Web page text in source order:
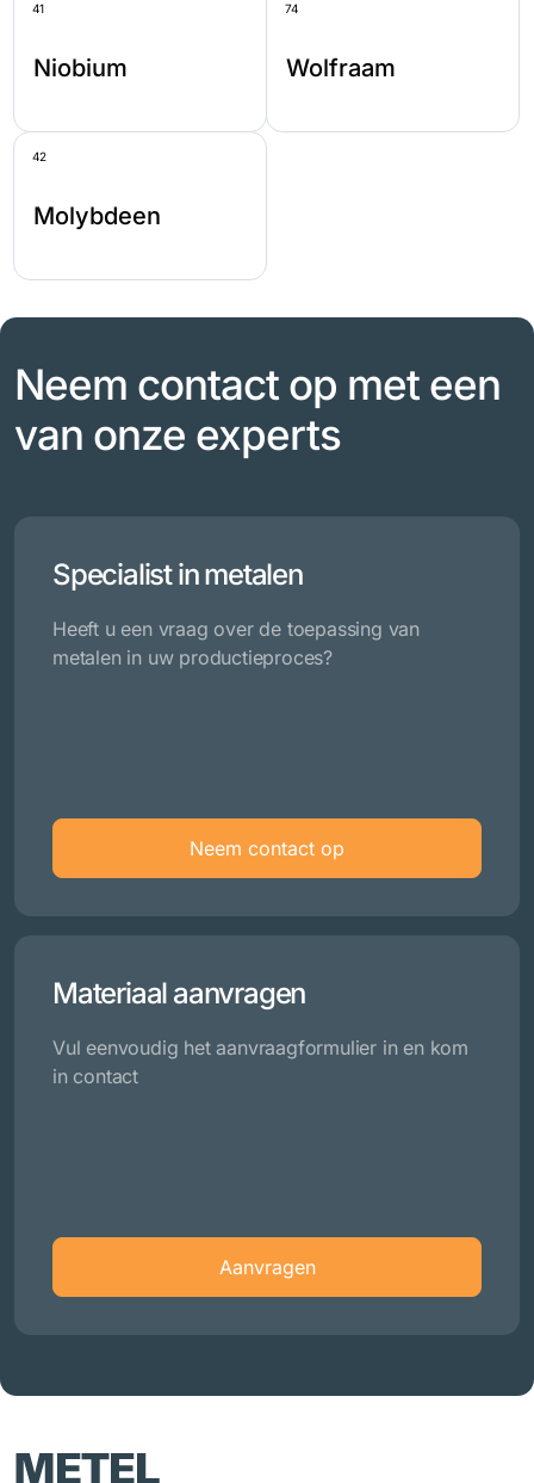
41
Niobium
74
Wolfraam
42
Molybdeen
Neem contact op met een
van onze experts
Specialist in metalen
Heeft u een vraag over de toepassing van
metalen in uw productieproces?
Neem contact op
Materiaal aanvragen
Vul eenvoudig het aanvraagformulier in en kom
in contact
Aanvragen